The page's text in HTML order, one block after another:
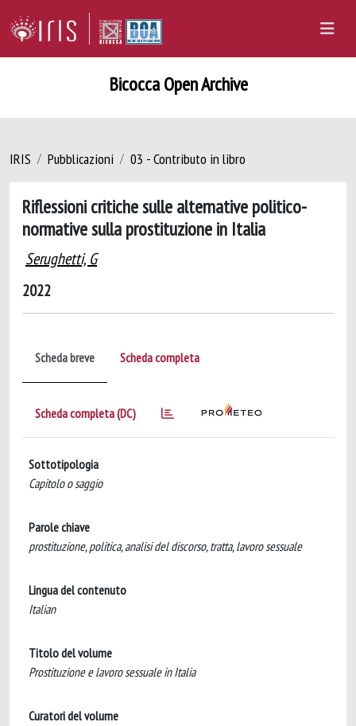
Bicocca Open Archive
IRIS Pubblicazioni 03 - Contributo in libro
Riflessioni critiche sulle alternative politico-
normative sulla prostituzione in Italia
Serughetti, G
2022
Scheda breve Scheda completa
Scheda completa (DC)
Sottotipologia
Capitolo o saggio
Parole chiave
prostituzione, politica, analisi del discorso, tratta, lavoro sessuale
Lingua del contenuto
Italian
Titolo del volume
Prostituzione e lavoro sessuale in Italia
Curatori del volume